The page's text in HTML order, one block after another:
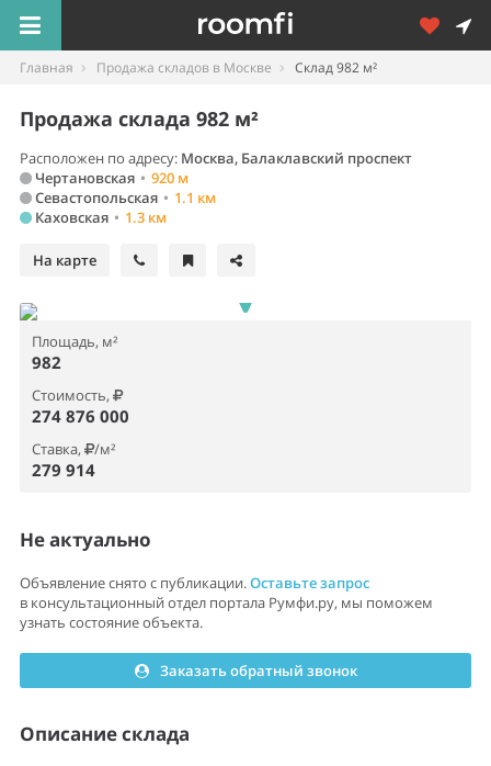
Главная Продажа складов в Москве Склад 982 м²
Продажа склада 982 м²
Расположен по адресу: Москва, Балаклавский проспект
Чертановская • 920 м
Севастопольская • 1.1 км
Каховская • 1.3 км
На карте
Площадь, м²
982
Стоимость,
274 876 000
Ставка, /м²
279 914
Не актуально
Объявление снято с публикации.Оставьте запрос
в консультационный отдел портала Румфи.ру, мы поможем
узнать состояние объекта.
Заказать обратный звонок
Описание склада